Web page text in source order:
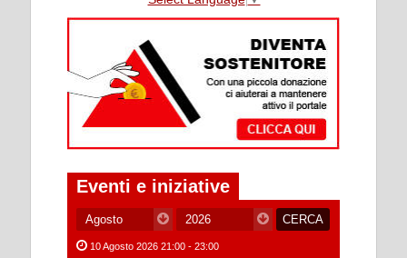
Eventi e iniziative
10 Agosto 2026 21:00 - 23:00